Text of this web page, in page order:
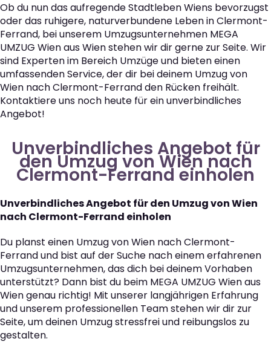
Ob du nun das aufregende Stadtleben Wiens bevorzugst
oder das ruhigere, naturverbundene Leben in Clermont-
Ferrand, bei unserem Umzugsunternehmen MEGA
UMZUG Wien aus Wien stehen wir dir gerne zur Seite. Wir
sind Experten im Bereich Umzüge und bieten einen
umfassenden Service, der dir bei deinem Umzug von
Wien nach Clermont-Ferrand den Rücken freihält.
Kontaktiere uns noch heute für ein unverbindliches
Angebot!
Unverbindliches Angebot für
den Umzug von Wien nach
Clermont-Ferrand einholen
Unverbindliches Angebot für den Umzug von Wien
nach Clermont-Ferrand einholen
Du planst einen Umzug von Wien nach Clermont-
Ferrand und bist auf der Suche nach einem erfahrenen
Umzugsunternehmen, das dich bei deinem Vorhaben
unterstützt? Dann bist du beim MEGA UMZUG Wien aus
Wien genau richtig! Mit unserer langjährigen Erfahrung
und unserem professionellen Team stehen wir dir zur
Seite, um deinen Umzug stressfrei und reibungslos zu
gestalten.